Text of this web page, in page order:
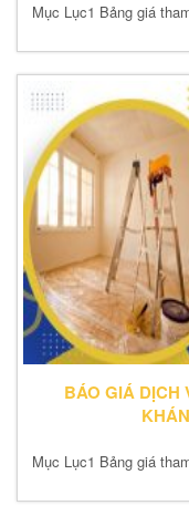
Mục Lục1 Bảng giá
BÁO GIÁ DỊCH
Mục Lục1 Bảng giá